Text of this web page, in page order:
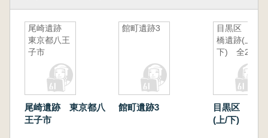
尾崎遺跡
東京都八王
子市
尾崎遺跡 東京都八
王子市
館町遺跡3
館町遺跡3
目黒区 大
橋遺跡(上/
下) 全2冊
目黒区 大橋
(上/下) 全2